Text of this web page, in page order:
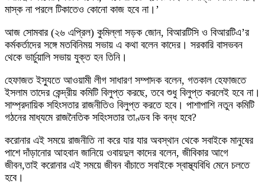
মাস্ক না পরলে টিকাতেও কোনো কাজ হবে না।’
আজ সোমবার (২৬ এপ্রিল) কুমিল্লা সড়ক জোন, বিআরটিসি ও বিআরটিএ’র
কর্মকর্তাদের সঙ্গে মতবিনিময় সভায় এ কথা বলেন কাদের। সরকারি বাসভবন
থেকে ভার্চুয়ালি সভায় যুক্ত হন তিনি।
হেফাজত ইস্যুতে আওয়ামী লীগ সাধারণ সম্পাদক বলেন, গতকাল হেফাজতে
ইসলাম তাদের কেন্দ্রীয় কমিটি বিলুপ্ত করছে, তবে শুধু বিলুপ্ত করলেই হবে না।
সাম্প্রদায়িক সহিংসতার রাজনীতিও বিলুপ্ত করতে হবে। পাশাপাশি নতুন কমিটি
গঠনের মাধ্যমে রাজনৈতিক সহিংসতার তাণ্ডব কি বন্ধ হবে?
করোনার এই সময়ে রাজনীতি না করে যার যার অবস্থান থেকে সবাইকে মানুষের
পাশে দাঁড়ানোর আহবান জানিয়ে ওবায়দুল কাদের বলেন, জীবিকার আগে
জীবন,তাই করোনার এই সময়ে জীবন বাঁচাতে সবাইকে স্বাস্থ্যবিধি মেনে চলতে
হবে।